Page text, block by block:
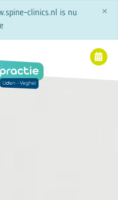
×
clinics.nl is nu